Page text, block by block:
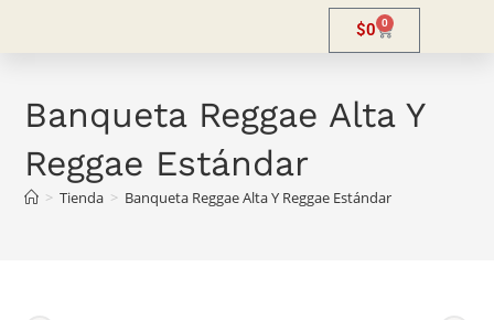
Venta
$0 0
Banqueta Reggae Alta Y
Reggae Estándar
> Tienda > Banqueta Reggae Alta Y Reggae Estándar